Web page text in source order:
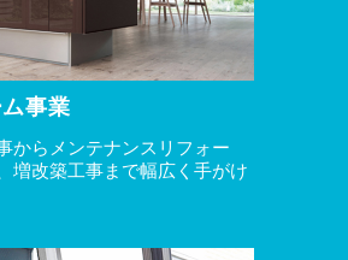
事業
からメンテナンスリフォー
増改築工事まで幅広く手がけ